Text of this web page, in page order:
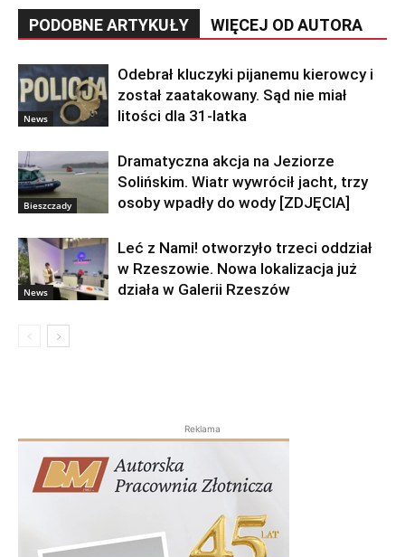
PODOBNE ARTYKUŁY WIĘCEJ OD AUTORA
News
Odebrał kluczyki pijanemu kierowcy i
został zaatakowany. Sąd nie miał
litości dla 31-latka
Bieszczady
Dramatyczna akcja na Jeziorze
Solińskim. Wiatr wywrócił jacht, trzy
osoby wpadły do wody [ZDJĘCIA]
News
Leć z Nami! otworzyło trzeci oddział
w Rzeszowie. Nowa lokalizacja już
działa w Galerii Rzeszów
Reklama